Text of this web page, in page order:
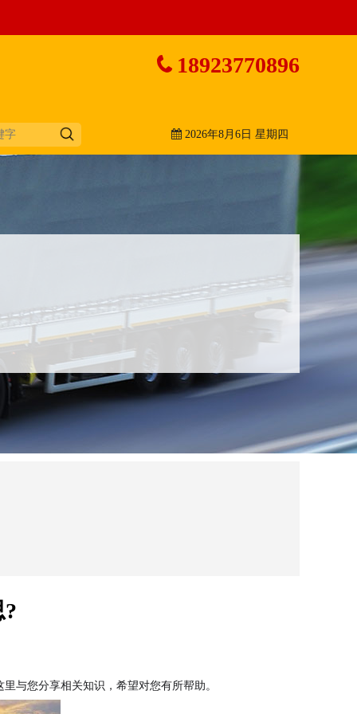
18923770896
2026年8月6日 星期四
与您分享相关知识，希望对您有所帮助。